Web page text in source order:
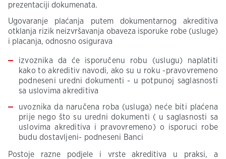
prezentaciji dokumenata.
Ugovaranje plaćanja putem dokumentarnog akreditiva
otklanja rizik neizvršavanja obaveza isporuke robe (usluge)
i placanja, odnosno osigurava
izvoznika da će isporučenu robu (uslugu) naplatiti
kako to akreditiv navodi, ako su u roku -pravovremeno
podneseni uredni dokumenti - u potpunoj saglasnosti
sa uslovima akreditiva
uvoznika da naručena roba (usluga) neće biti plaćena
prije nego što su uredni dokumenti ( u saglasnosti sa
uslovima akreditiva i pravovremeno) o isporuci robe
budu dostavljeni- podneseni Banci
Postoje razne podjele i vrste akreditiva u praksi, a